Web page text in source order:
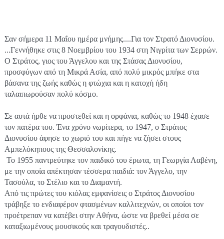
Σαν σήμερα 11 Μαΐου ημέρα μνήμης....Για τον Στρατό Διονυσίου.
...Γεννήθηκε στις 8 Νοεμβρίου του 1934 στη Νιγρίτα των Σερρών.
Ο Στράτος, γιος του Άγγελου και της Στάσας Διονυσίου,
προσφύγων από τη Μικρά Ασία, από πολύ μικρός μπήκε στα
βάσανα της ζωής καθώς η φτώχια και η κατοχή ήδη
ταλαιπωρούσαν πολύ κόσμο.
Σε αυτά ήρθε να προστεθεί και η ορφάνια, καθώς το 1948 έχασε
τον πατέρα του. Ένα χρόνο νωρίτερα, το 1947, ο Στράτος
Διονυσίου άφησε το χωριό του και πήγε να ζήσει στους
Αμπελόκηπους της Θεσσαλονίκης.
με την οποία απέκτησαν τέσσερα παιδιά: τον Άγγελο, την
Τασούλα, το Στέλιο και το Διαμαντή.
Από τις πρώτες του κιόλας εμφανίσεις ο Στράτος Διονυσίου
τράβηξε το ενδιαφέρον φτασμένων καλλιτεχνών, οι οποίοι τον
προέτρεπαν να κατέβει στην Αθήνα, ώστε να βρεθεί μέσα σε
καταξιωμένους μουσικούς και τραγουδιστές..